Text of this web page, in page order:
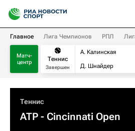
Главное Лига Чемпионов РПЛ
Матч-
центр
Теннис
Завершен
А. Калинская
Д. Шнайдер
Теннис
ATP - Cincinnati Open